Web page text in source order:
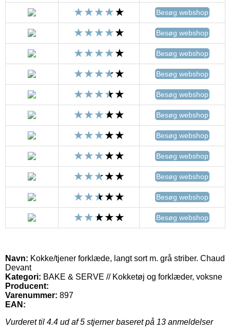
Besøg webshop
Besøg webshop
Besøg webshop
Besøg webshop
Besøg webshop
Besøg webshop
Besøg webshop
Besøg webshop
Besøg webshop
Besøg webshop
Besøg webshop
Navn: Kokke/tjener forklæde, langt sort m. grå striber. Chaud
Devant
Kategori: BAKE & SERVE // Kokketøj og forklæder, voksne
Producent:
Varenummer: 897
EAN:
Vurderet til 4.4 ud af 5 stjerner baseret på 13 anmeldelser